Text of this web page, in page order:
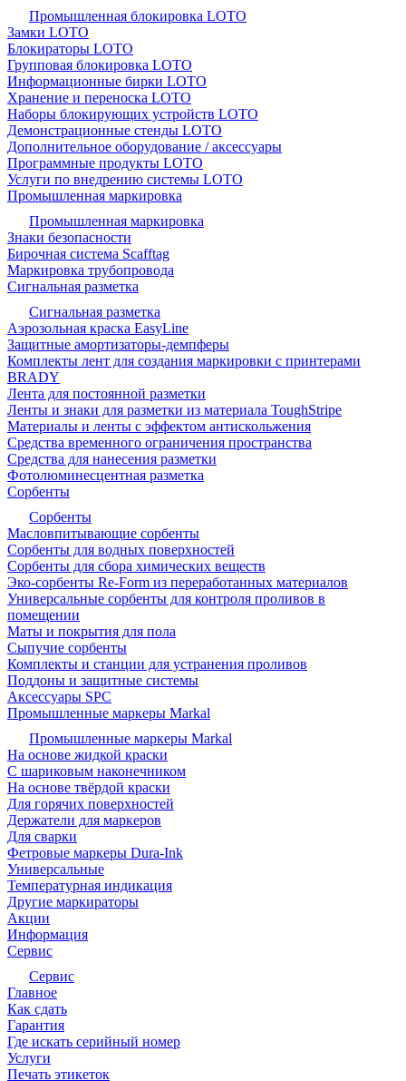
Промышленная блокировка LOTO
Замки LOTO
Блокираторы LOTO
Групповая блокировка LOTO
Информационные бирки LOTO
Хранение и переноска LOTO
Наборы блокирующих устройств LOTO
Демонстрационные стенды LOTO
Дополнительное оборудование / аксессуары
Программные продукты LOTO
Услуги по внедрению системы LOTO
Промышленная маркировка
Промышленная маркировка
Знаки безопасности
Бирочная система Scafftag
Маркировка трубопровода
Сигнальная разметка
Сигнальная разметка
Аэрозольная краска EasyLine
Защитные амортизаторы-демпферы
Комплекты лент для создания маркировки с принтерами
BRADY
Лента для постоянной разметки
Ленты и знаки для разметки из материала ToughStripe
Материалы и ленты с эффектом антискольжения
Средства временного ограничения пространства
Средства для нанесения разметки
Фотолюминесцентная разметка
Сорбенты
Сорбенты
Масловпитывающие сорбенты
Сорбенты для водных поверхностей
Сорбенты для сбора химических веществ
Эко-сорбенты Re-Form из переработанных материалов
Универсальные сорбенты для контроля проливов в
помещении
Маты и покрытия для пола
Сыпучие сорбенты
Комплекты и станции для устранения проливов
Поддоны и защитные системы
Аксессуары SPC
Промышленные маркеры Markal
Промышленные маркеры Markal
На основе жидкой краски
С шариковым наконечником
На основе твёрдой краски
Для горячих поверхностей
Держатели для маркеров
Для сварки
Фетровые маркеры Dura-Ink
Универсальные
Температурная индикация
Другие маркираторы
Акции
Информация
Сервис
Сервис
Главное
Как сдать
Гарантия
Где искать серийный номер
Услуги
Печать этикеток